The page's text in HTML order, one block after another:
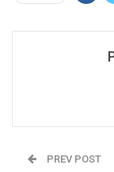
PREV POST